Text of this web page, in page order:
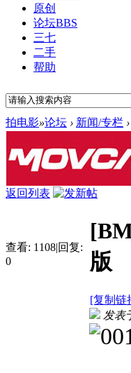
原创
论坛BBS
三七
二手
帮助
拍电影»论坛 › 新闻/专栏 ›
返回列表
查看: 1108|回复:
0
版
[复制链
发表